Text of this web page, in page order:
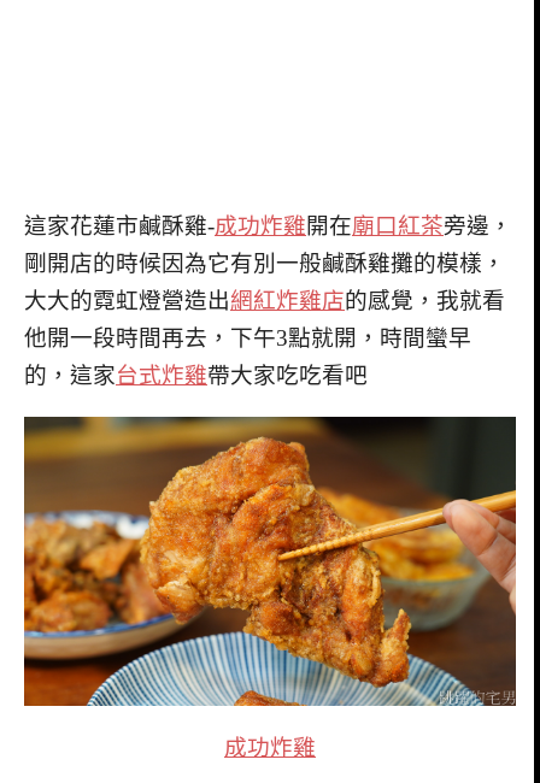
這家花蓮市鹹酥雞-成功炸雞開在廟口紅茶旁邊，
剛開店的時候因為它有別一般鹹酥雞攤的模樣，
大大的霓虹燈營造出網紅炸雞店的感覺，我就看
他開一段時間再去，下午3點就開，時間蠻早
的，這家台式炸雞帶大家吃吃看吧
成功炸雞